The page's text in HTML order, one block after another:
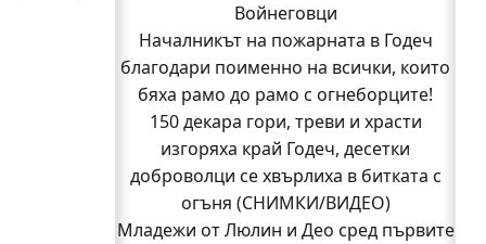
Кой подпали гората край Шума?
Младежи от Люлин и Део сред първите
доброволци на пожара край Шума
(СНИМКИ)
Началникът на пожарната в Годеч
благодари поименно на всички, които
бяха рамо до рамо с огнеборците!
150 декара гори, треви и храсти
изгоряха край Годеч, десетки
Войнеговци
Началникът на пожарната в Годеч
благодари поименно на всички, които
бяха рамо до рамо с огнеборците!
150 декара гори, треви и храсти
изгоряха край Годеч, десетки
доброволци се хвърлиха в битката с
огъня (СНИМКИ/ВИДЕО)
Младежи от Люлин и Део сред първите